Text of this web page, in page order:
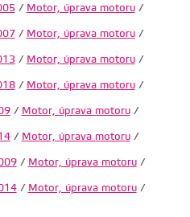
/ Motor, úprava motoru/
/ Motor, úprava motoru/
/ Motor, úprava motoru/
/ Motor, úprava motoru/
/ Motor, úprava motoru/
/ Motor, úprava motoru/
/ Motor, úprava motoru/
/ Motor, úprava motoru/